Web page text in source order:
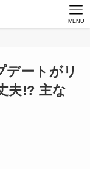
MENU
デートがリ
夫!? 主な